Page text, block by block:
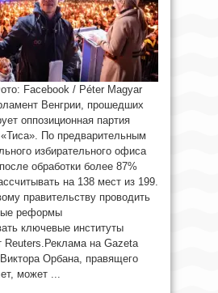
Facebook / Péter Magyar
Венгрии, прошедших
оппозиционная партия
По предварительным
избирательного офиса
обработки более 87%
на 138 мест из 199.
правительству проводить
реформы
ключевые институты
Reuters.Реклама на Gazeta
Орбана, правящего
может ...